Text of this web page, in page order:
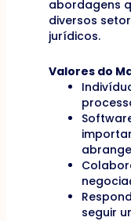
abordagens
diversos
jurídicos.
Valores do
seguir